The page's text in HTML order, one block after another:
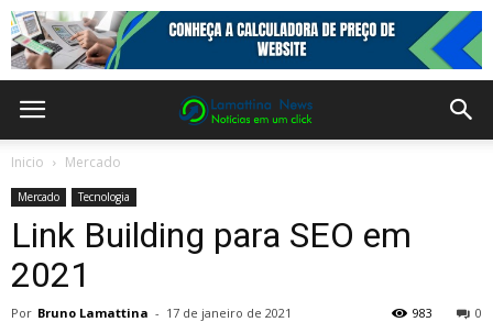
Inicio Mercado
Mercado Tecnologia
Link Building para SEO em
2021
Por Bruno Lamattina - 17 de janeiro de 2021 0
983